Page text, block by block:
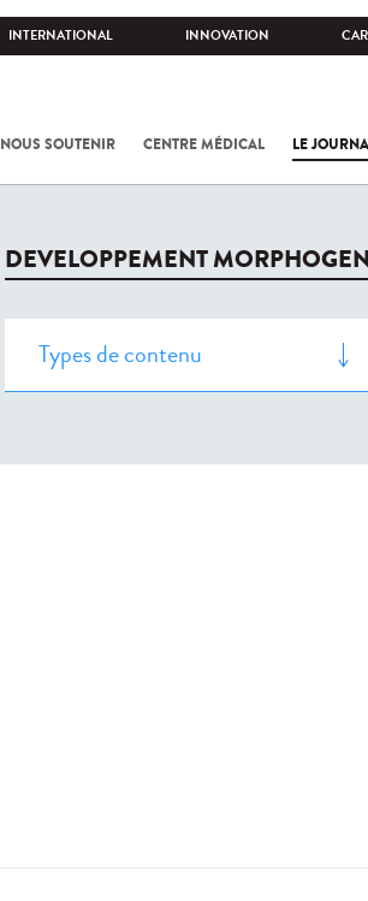
INTERNATIONAL INNOVATION
NOUS SOUTENIR CENTRE MÉDICAL LE
DEVELOPPEMENT